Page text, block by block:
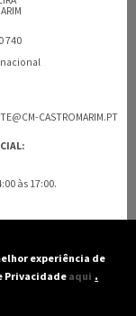
740
nacional
CASTROMARIM.PT
às 17:00.
experiência de
Privacidade aqui .